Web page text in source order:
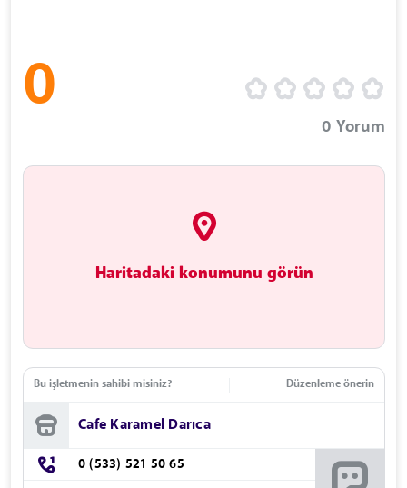
0
0 Yorum
Haritadaki konumunu görün
Bu işletmenin sahibi misiniz? Düzenleme önerin
Cafe Karamel Darıca
0 (533) 521 50 65